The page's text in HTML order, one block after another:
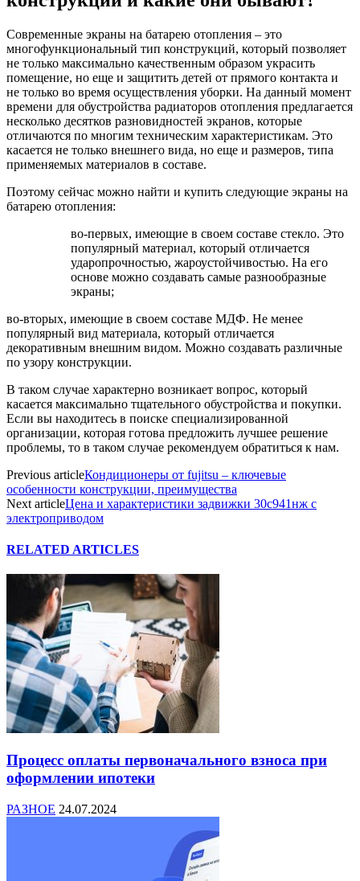
Современные экраны на батарею отопления – это
многофункциональный тип конструкций, который позволяет
не только максимально качественным образом украсить
помещение, но еще и защитить детей от прямого контакта и
не только во время осуществления уборки. На данный момент
времени для обустройства радиаторов отопления предлагается
несколько десятков разновидностей экранов, которые
отличаются по многим техническим характеристикам. Это
касается не только внешнего вида, но еще и размеров, типа
применяемых материалов в составе.
Поэтому сейчас можно найти и купить следующие экраны на
батарею отопления:
во-первых, имеющие в своем составе стекло. Это
популярный материал, который отличается
ударопрочностью, жароустойчивостью. На его
основе можно создавать самые разнообразные
экраны;
во-вторых, имеющие в своем составе МДФ. Не менее
популярный вид материала, который отличается
декоративным внешним видом. Можно создавать различные
по узору конструкции.
В таком случае характерно возникает вопрос, который
касается максимально тщательного обустройства и покупки.
Если вы находитесь в поиске специализированной
организации, которая готова предложить лучшее решение
проблемы, то в таком случае рекомендуем обратиться к нам.
Previous articleКондиционеры от fujitsu – ключевые
особенности конструкции, преимущества
Next articleЦена и характеристики задвижки 30с941нж с
электроприводом
RELATED ARTICLES
Процесс оплаты первоначального взноса при
оформлении ипотеки
РАЗНОЕ 24.07.2024